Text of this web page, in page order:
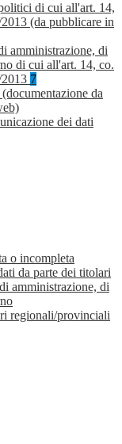
di cui all'art. 14,
(da pubblicare in
amministrazione, di
di cui all'art. 14, co.
7
da
dei dati
o incompleta
da parte dei titolari
amministrazione, di
regionali/provinciali